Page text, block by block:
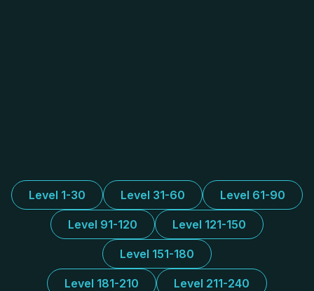
Level 1-30 Level 31-60 Level 61-90
Level 91-120 Level 121-150
Level 151-180
Level 181-210 Level 211-240